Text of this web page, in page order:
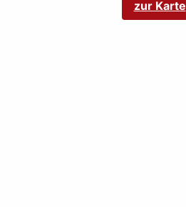
zur Karte